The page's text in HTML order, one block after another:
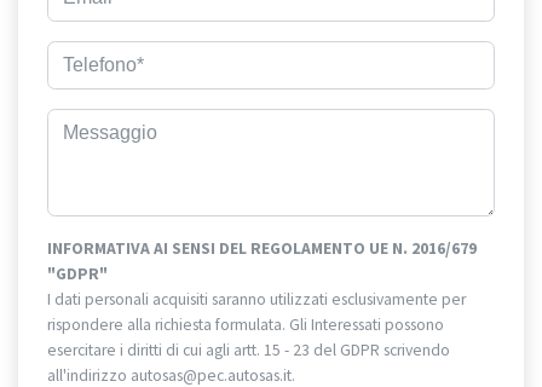
INFORMATIVA AI SENSI DEL REGOLAMENTO UE N. 2016/679
"GDPR"
I dati personali acquisiti saranno utilizzati esclusivamente per
rispondere alla richiesta formulata. Gli Interessati possono
esercitare i diritti di cui agli artt. 15 - 23 del GDPR scrivendo
all'indirizzo autosas@pec.autosas.it.